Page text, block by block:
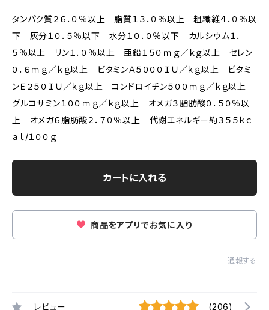
タンパク質２６．０％以上 脂質１３．０％以上 粗繊維４．０％以
下 灰分１０．５％以下 水分１０．０％以下 カルシウム１．
５％以上 リン１．０％以上 亜鉛１５０ｍｇ／ｋｇ以上 セレン
０．６ｍｇ／ｋｇ以上 ビタミンＡ５０００ＩＵ／ｋｇ以上 ビタミ
ンＥ２５０ＩＵ／ｋｇ以上 コンドロイチン５００ｍｇ／ｋｇ以上
グルコサミン１００ｍｇ／ｋｇ以上 オメガ３脂肪酸０．５０％以
上 オメガ６脂肪酸２．７０％以上 代謝エネルギー約３５５ｋｃ
ａｌ/１００ｇ
カートに入れる
商品をアプリでお気に入り
通報する
レビュー (206)